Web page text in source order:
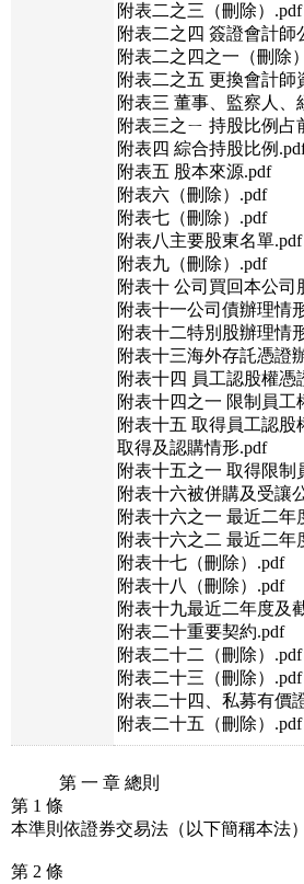
附表二之三（刪除）.pdf
附表二之四 簽證會計師
附表二之四之一（刪除
附表二之五 更換會計師
附表三 董事、監察人
附表三之ㄧ 持股比例
附表四 綜合持股比例
附表五 股本來源.pdf
附表六（刪除）.pdf
附表七（刪除）.pdf
附表八主要股東名單.pdf
附表九（刪除）.pdf
附表十 公司買回本公司
附表十一公司債辦理情
附表十二特別股辦理情
附表十三海外存託憑證
附表十四 員工認股權憑
附表十四之一 限制員工
附表十五 取得員工認股
取得及認購情形.pdf
附表十五之一 取得限
附表十六被併購及受讓
附表十六之一 最近二年
附表十六之二 最近二年
附表十七（刪除）.pdf
附表十八（刪除）.pdf
附表十九最近二年度及
附表二十重要契約.pdf
附表二十二（刪除）.pdf
附表二十三（刪除）.pdf
附表二十四、私募有價
附表二十五（刪除）.pdf
第 一 章 總則
第 1 條
本準則依證券交易法（以下簡稱本法
第 2 條